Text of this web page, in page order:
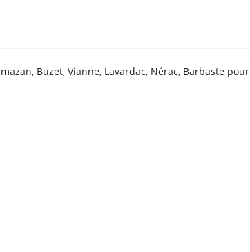
Buzet, Vianne, Lavardac, Nérac, Barbaste pour